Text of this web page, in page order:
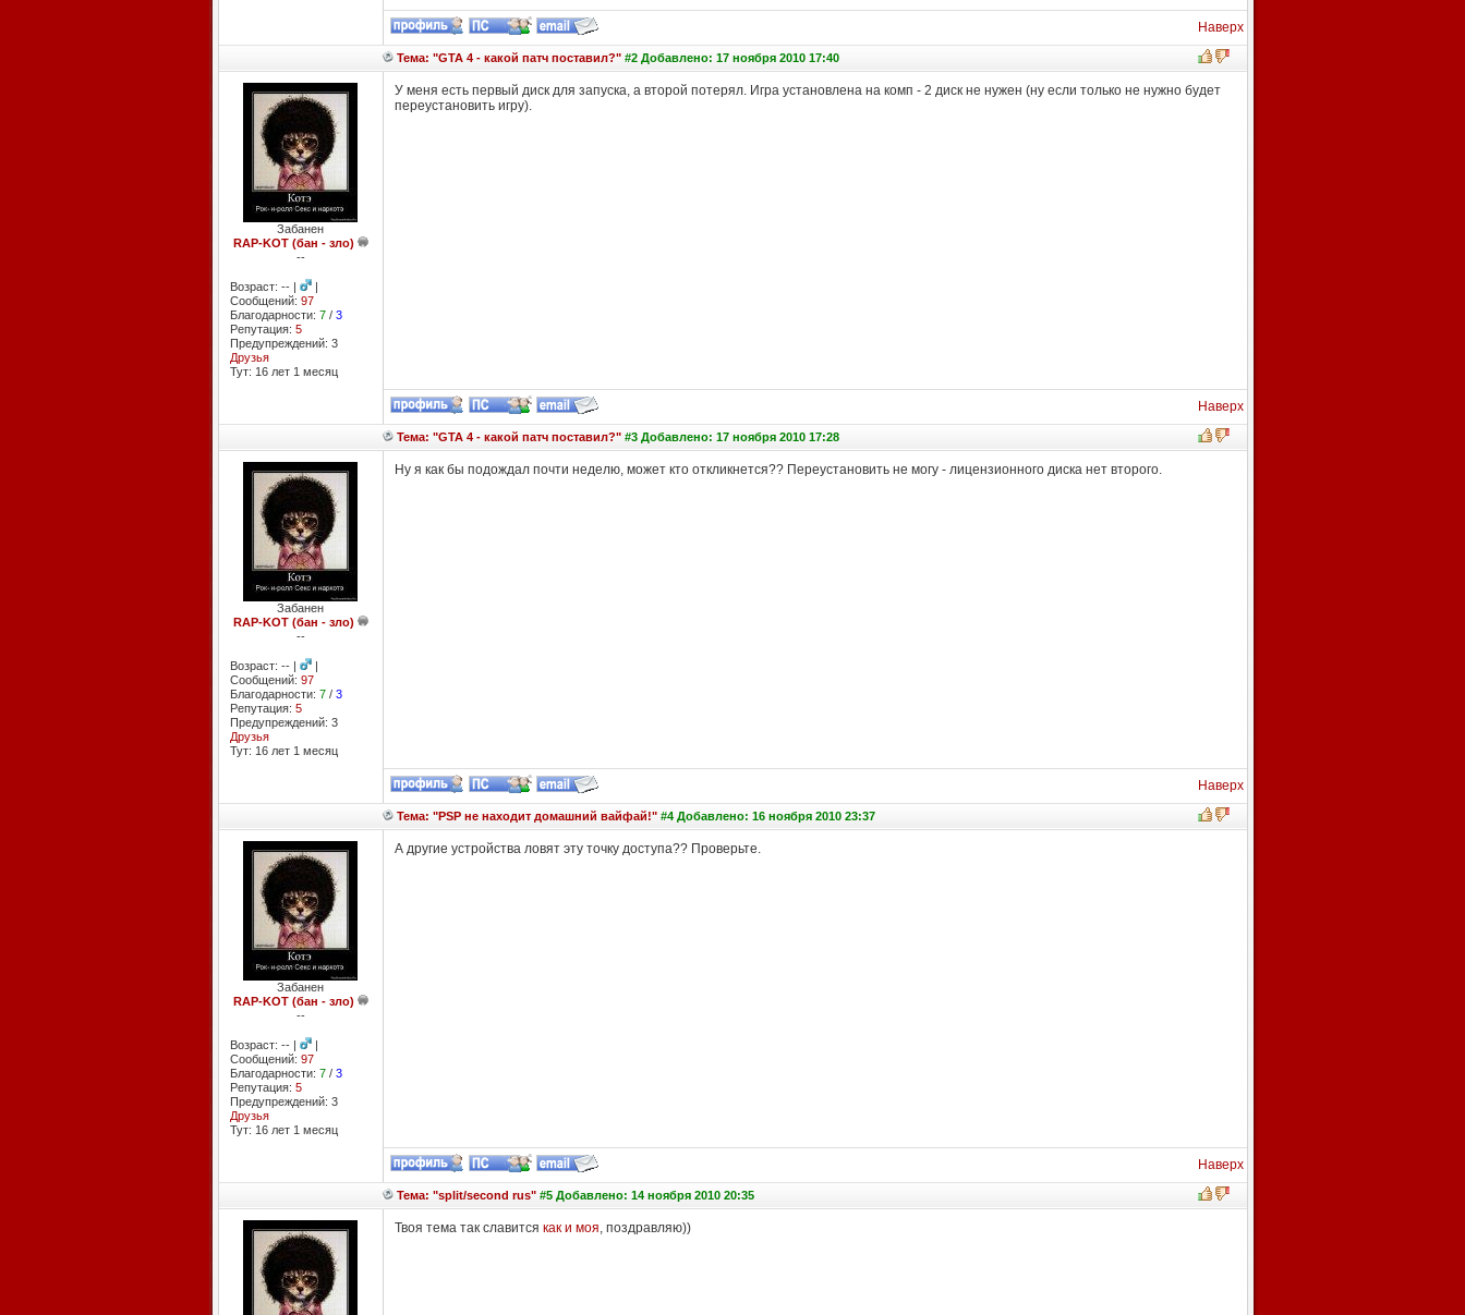
Наверх
Тема: "GTA 4 - какой патч поставил?"#2 Добавлено: 17 ноября 2010 17:40
Забанен
RAP-KOT (бан - зло)
--
Возраст: -- |
|
Сообщений: 97
Благодарности: 7/ 3
Репутация: 5
Предупреждений: 3
Друзья
Тут: 16 лет 1 месяц
У меня есть первый диск для запуска, а второй потерял. Игра установлена на комп - 2 диск не нужен (ну если только не нужно будет
переустановить игру).
Наверх
Тема: "GTA 4 - какой патч поставил?"#3 Добавлено: 17 ноября 2010 17:28
Забанен
RAP-KOT (бан - зло)
--
Возраст: -- |
|
Сообщений: 97
Благодарности: 7/ 3
Репутация: 5
Предупреждений: 3
Друзья
Тут: 16 лет 1 месяц
Ну я как бы подождал почти неделю, может кто откликнется?? Переустановить не могу - лицензионного диска нет второго.
Наверх
Тема: "PSP не находит домашний вайфай!"#4 Добавлено: 16 ноября 2010 23:37
Забанен
RAP-KOT (бан - зло)
--
Возраст: -- |
|
Сообщений: 97
Благодарности: 7/ 3
Репутация: 5
Предупреждений: 3
Друзья
Тут: 16 лет 1 месяц
А другие устройства ловят эту точку доступа?? Проверьте.
Наверх
Тема: "split/second rus"#5 Добавлено: 14 ноября 2010 20:35
Твоя тема так славится как и моя, поздравляю))